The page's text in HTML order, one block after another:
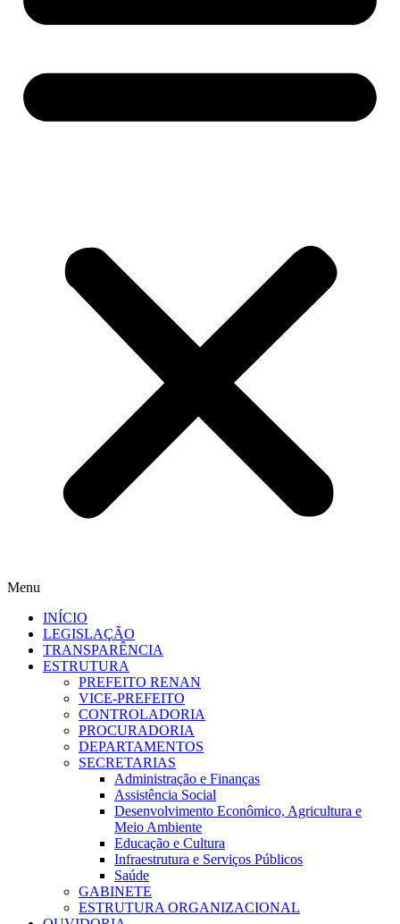
Menu
INÍCIO
LEGISLAÇÃO
TRANSPARÊNCIA
ESTRUTURA
PREFEITO RENAN
VICE-PREFEITO
CONTROLADORIA
PROCURADORIA
DEPARTAMENTOS
SECRETARIAS
Administração e Finanças
Assistência Social
Desenvolvimento Econômico, Agricultura e
Meio Ambiente
Educação e Cultura
Infraestrutura e Serviços Públicos
Saúde
GABINETE
ESTRUTURA ORGANIZACIONAL